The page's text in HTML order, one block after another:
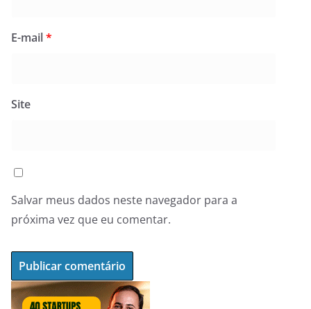
E-mail*
Site
Salvar meus dados neste navegador para a
próxima vez que eu comentar.